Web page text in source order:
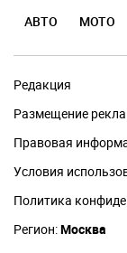
АВТО МОТО
Редакция
Размещение
Правовая
Условия
Политика
Регион:Москва